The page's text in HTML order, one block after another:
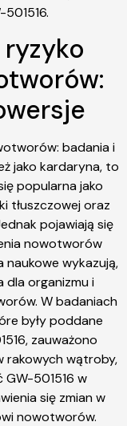
ryzyko
badania i
jako kardaryna, to
popularna jako
tłuszczowej oraz
pojawiają się
nowotworów
naukowe wykazują,
dla organizmu i
W badaniach
były poddane
zauważono
rakowych wątroby,
501516 w
się zmian w
nowotworów.